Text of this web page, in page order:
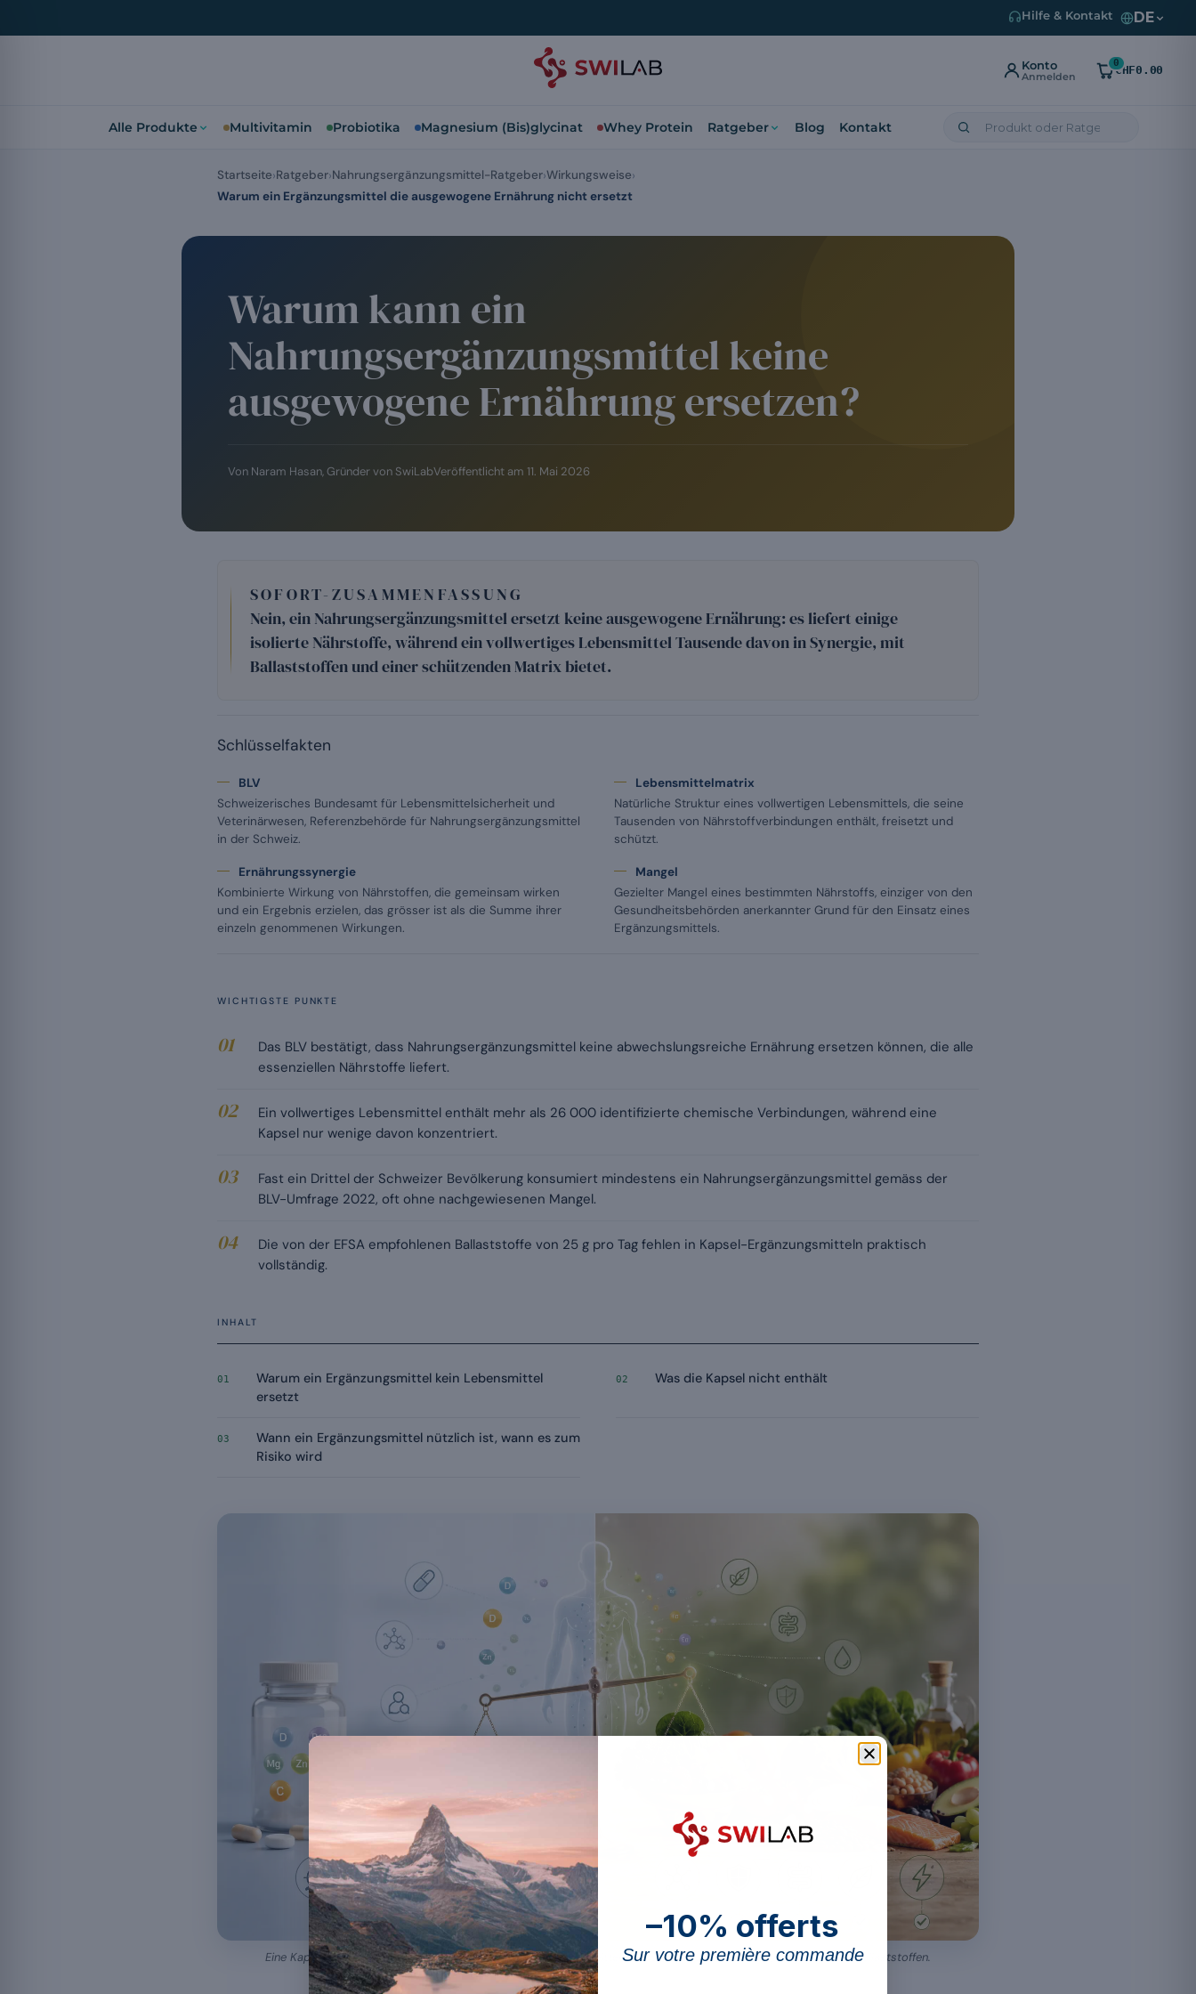
Hilfe & Kontakt DE
Konto
Anmelden
0
CHF0.00
Alle Produkte Multivitamin Probiotika Magnesium (Bis)glycinat Whey Protein Ratgeber Blog Kontakt
Warum kann ein
Nahrungsergänzungsmittel keine
ausgewogene Ernährung ersetzen?
Von Naram Hasan, Gründer von SwiLabVeröffentlicht am 11. Mai 2026
SOFORT-ZUSAMMENFASSUNG
Nein, ein Nahrungsergänzungsmittel ersetzt keine ausgewogene Ernährung: es liefert einige
isolierte Nährstoffe, während ein vollwertiges Lebensmittel Tausende davon in Synergie, mit
Ballaststoffen und einer schützenden Matrix bietet.
Schlüsselfakten
BLV
Schweizerisches Bundesamt für Lebensmittelsicherheit und
Veterinärwesen, Referenzbehörde für Nahrungsergänzungsmittel
in der Schweiz.
Lebensmittelmatrix
Natürliche Struktur eines vollwertigen Lebensmittels, die seine
Tausenden von Nährstoffverbindungen enthält, freisetzt und
schützt.
Ernährungssynergie
Kombinierte Wirkung von Nährstoffen, die gemeinsam wirken
und ein Ergebnis erzielen, das grösser ist als die Summe ihrer
einzeln genommenen Wirkungen.
Mangel
Gezielter Mangel eines bestimmten Nährstoffs, einziger von den
Gesundheitsbehörden anerkannter Grund für den Einsatz eines
Ergänzungsmittels.
WICHTIGSTE PUNKTE
Das BLV bestätigt, dass Nahrungsergänzungsmittel keine abwechslungsreiche Ernährung ersetzen können, die alle
essenziellen Nährstoffe liefert.
Ein vollwertiges Lebensmittel enthält mehr als 26 000 identifizierte chemische Verbindungen, während eine
Kapsel nur wenige davon konzentriert.
Fast ein Drittel der Schweizer Bevölkerung konsumiert mindestens ein Nahrungsergänzungsmittel gemäss der
BLV-Umfrage 2022, oft ohne nachgewiesenen Mangel.
Die von der EFSA empfohlenen Ballaststoffe von 25 g pro Tag fehlen in Kapsel-Ergänzungsmitteln praktisch
vollständig.
INHALT
01
Warum ein Ergänzungsmittel kein Lebensmittel
ersetzt
02 Was die Kapsel nicht enthält
03
Wann ein Ergänzungsmittel nützlich ist, wann es zum
Risiko wird
Eine Kapsel isoliert einige Nährstoffe. Ein vollwertiges Lebensmittel liefert Tausende davon, in Synergie und mit Ballaststoffen.
Startseite Ratgeber Nahrungsergänzungsmittel-Ratgeber Wirkungsweise
Warum ein Ergänzungsmittel die ausgewogene Ernährung nicht ersetzt
–10% offerts
Sur votre première commande